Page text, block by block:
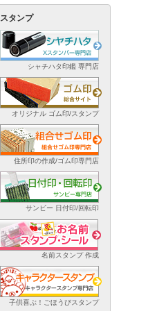
スタンプ
シャチハタ印鑑 専門店
オリジナル ゴム印/スタンプ
住所印の作成/ゴム印専門店
サンビー 日付印/回転印
名前スタンプ 作成
子供喜ぶ！ごほうびスタンプ